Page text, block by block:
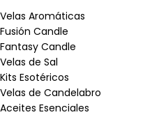
Velas Aromáticas
Fusión Candle
Fantasy Candle
Velas de Sal
Kits Esotéricos
Velas de Candelabro
Aceites Esenciales